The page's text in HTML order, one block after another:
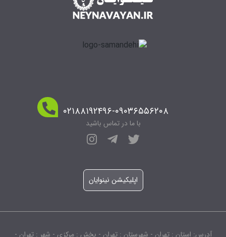
۰۲۱۸۸۱۹۲۴۹۶-۰۹۰۳۶۵۵۶۲۰۸
با ما در تماس باشید
اپلیکیشن نینوایان
آدرس: استان : تهران - شهرستان : تهران - بخش : مرکزی - شهر : تهران -